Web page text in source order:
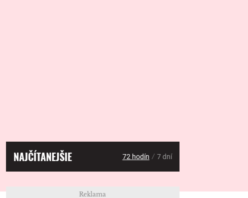
NAJČÍTANEJŠIE 72 hodín / 7 dní
Reklama